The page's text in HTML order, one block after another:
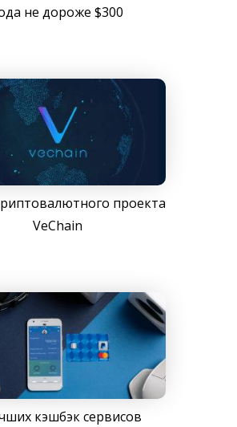
не дороже $300
проекта
VeChain
кэшбэк сервисов